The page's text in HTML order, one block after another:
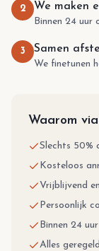
2 We maken
Binnen 24 uur
3 Samen
We finetunen
Waarom
Slechts 50%
Kosteloos
Vrijblijvend
Persoonlijk
Binnen 24
Alles